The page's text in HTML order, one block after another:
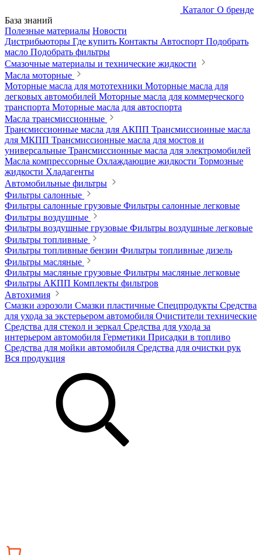
Каталог О бренде
База знаний
Полезные материалы Новости
Дистрибьюторы Где купить Контакты Автоспорт Подобрать
масло Подобрать фильтры
Смазочные материалы и технические жидкости
Масла моторные
Моторные масла для мототехники Моторные масла для
легковых автомобилей Моторные масла для коммерческого
транспорта Моторные масла для автоспорта
Масла трансмиссионные
Трансмиссионные масла для АКПП Трансмиссионные масла
для МКПП Трансмиссионные масла для мостов и
универсальные Трансмиссионные масла для электромобилей
Масла компрессорные Охлаждающие жидкости Тормозные
жидкости Хладагенты
Автомобильные фильтры
Фильтры салонные
Фильтры салонные грузовые Фильтры салонные легковые
Фильтры воздушные
Фильтры воздушные грузовые Фильтры воздушные легковые
Фильтры топливные
Фильтры топливные бензин Фильтры топливные дизель
Фильтры масляные
Фильтры масляные грузовые Фильтры масляные легковые
Фильтры АКПП Комплекты фильтров
Автохимия
Смазки аэрозоли Смазки пластичные Спецпродукты Средства
для ухода за экстерьером автомобиля Очистители технические
Средства для стекол и зеркал Средства для ухода за
интерьером автомобиля Герметики Присадки в топливо
Средства для мойки автомобиля Средства для очистки рук
Вся продукция